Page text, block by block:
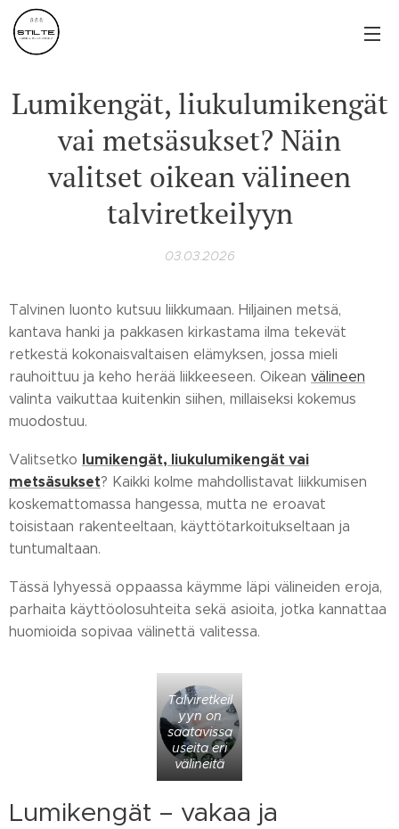
Lumikengät, liukulumikengät
vai metsäsukset? Näin
valitset oikean välineen
talviretkeilyyn
03.03.2026
Talvinen luonto kutsuu liikkumaan. Hiljainen metsä,
kantava hanki ja pakkasen kirkastama ilma tekevät
retkestä kokonaisvaltaisen elämyksen, jossa mieli
rauhoittuu ja keho herää liikkeeseen. Oikean välineen
valinta vaikuttaa kuitenkin siihen, millaiseksi kokemus
muodostuu.
Valitsetko lumikengät, liukulumikengät vai
metsäsukset? Kaikki kolme mahdollistavat liikkumisen
koskemattomassa hangessa, mutta ne eroavat
toisistaan rakenteeltaan, käyttötarkoitukseltaan ja
tuntumaltaan.
Tässä lyhyessä oppaassa käymme läpi välineiden eroja,
parhaita käyttöolosuhteita sekä asioita, jotka kannattaa
huomioida sopivaa välinettä valitessa.
Talviretkeil
yyn on
saatavissa
useita eri
välineitä
Lumikengät – vakaa ja